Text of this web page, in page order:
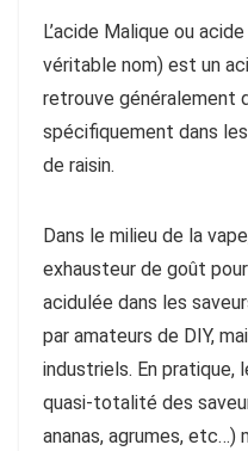
L’acide Malique ou
véritable nom) est un
retrouve généralement
spécifiquement dans
de raisin.
Dans le milieu de la
exhausteur de goût
acidulée dans les
par amateurs de DIY,
industriels. En pratique,
quasi-totalité des
ananas, agrumes, etc…)